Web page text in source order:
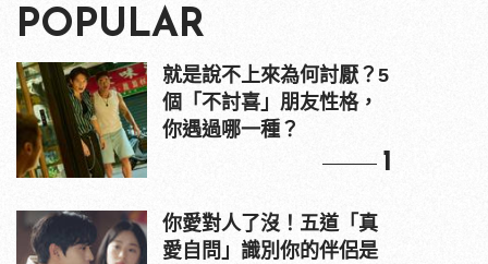
POPULAR
就是說不上來為何討厭？5
個「不討喜」朋友性格，
你遇過哪一種？
1
你愛對人了沒！五道「真
愛自問」識別你的伴侶是